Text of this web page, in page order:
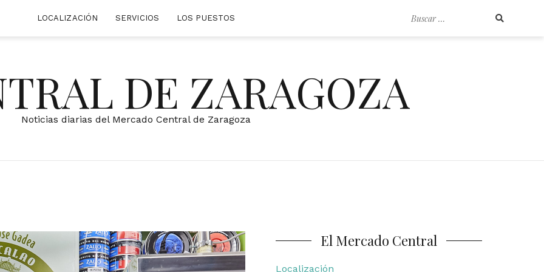
Buscar
LOCALIZACIÓN SERVICIOS LOS PUESTOS
DE ZARAGOZA
Noticias diarias del Mercado Central de Zaragoza
El Mercado Central
Localización